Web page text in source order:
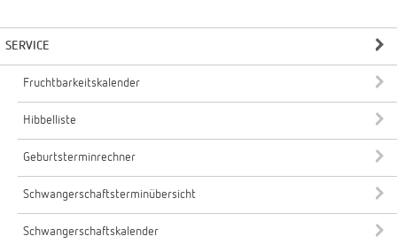
SERVICE
Fruchtbarkeitskalender
Hibbelliste
Geburtsterminrechner
Schwangerschaftsterminübersicht
Schwangerschaftskalender